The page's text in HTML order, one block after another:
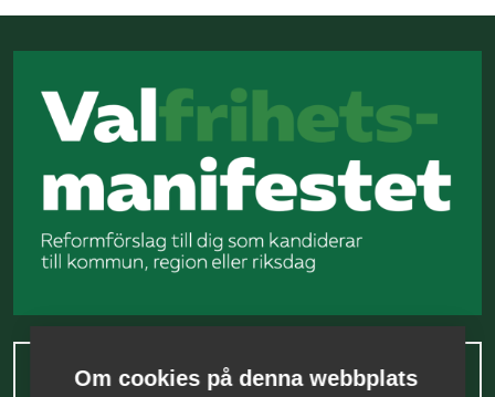
Läs Valfrihetsmanifestet här
Om cookies på denna webbplats